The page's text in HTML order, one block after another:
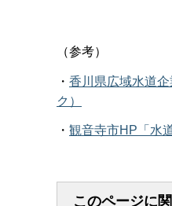
（参考）
・ 香川県広域水道
ク）
・ 観音寺市HP「水
このページに